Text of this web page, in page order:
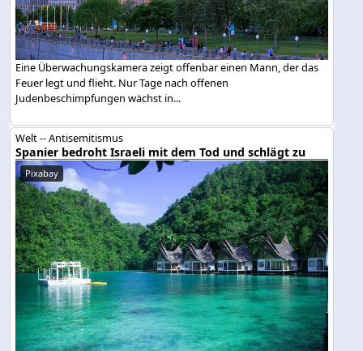
Eine Überwachungskamera zeigt offenbar einen Mann, der das
Feuer legt und flieht. Nur Tage nach offenen
Judenbeschimpfungen wächst in...
Welt -- Antisemitismus
Spanier bedroht Israeli mit dem Tod und schlägt zu
Pixabay